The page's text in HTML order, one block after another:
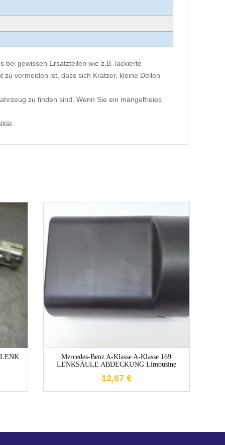
bei gewissen Ersatzteilen wie z.B. lackierte
vermeiden ist, dass sich Kratzer, kleine Dellen
zu finden sind. Wenn Sie ein mängelfreies
Mercedes-Benz A-Klasse A-Klasse 169
LENKSÄULE ABDECKUNG Limousine
12,67 €